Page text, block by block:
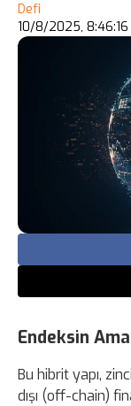
Defi
10/8/2025, 8:46:16
Endeksin
Bu hibrit yapı,
dışı (off-chain)